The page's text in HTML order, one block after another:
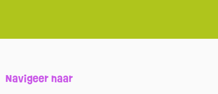
Navigeer naar